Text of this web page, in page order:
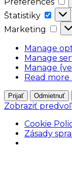
Preferences
Štatistiky
Marketing
Manage
Manage
Manage
Read
Prijať Odmietnuť
Zobraziť
Cookie
Zásady